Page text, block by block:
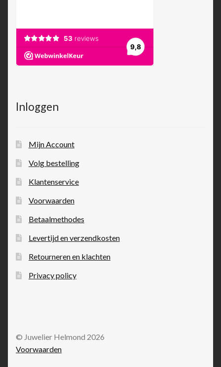
Inloggen
Mijn Account
Volg bestelling
Klantenservice
Voorwaarden
Betaalmethodes
Levertijd en verzendkosten
Retourneren en klachten
Privacy policy
© Juwelier Helmond 2026
Voorwaarden